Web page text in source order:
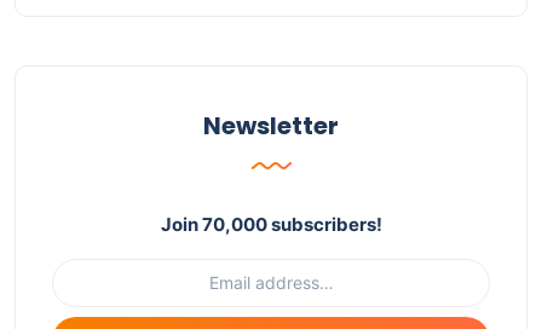
Newsletter
Join 70,000 subscribers!